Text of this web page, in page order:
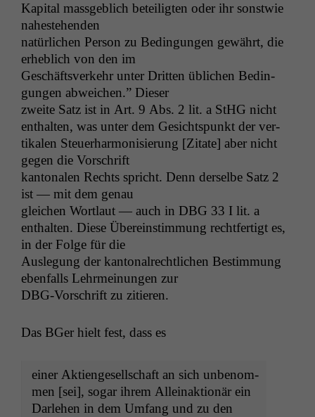
Kap­i­tal mass­ge­blich beteiligten oder ihr sonst­wie
nahestehenden
natür­lichen Per­son zu Bedin­gun­gen gewährt, die
erhe­blich von den im
Geschäftsverkehr unter Drit­ten üblichen Bedin­
gun­gen abwe­ichen.” Dieser
zweite Satz ist in Art. 9 Abs. 2 lit. a StHG nicht
enthal­ten, was unter dem Gesicht­spunkt der ver­
tikalen Steuer­har­mon­isierung [Zitate] aber nicht
gegen die Vorschrift
kan­tonalen Rechts spricht. Denn der­selbe Satz 2
ist — mit dem genau
gle­ichen Wort­laut — auch in DBG 33 I lit. a
enthal­ten. Diese Übere­in­stim­mung recht­fer­tigt es,
in der Folge für die
Ausle­gung der kan­ton­al­rechtlichen Bes­tim­mung
eben­falls Lehrmei­n­un­gen zur
DBG-Vorschrift zu zitieren.
Das BGer hielt fest, dass es
ein­er Aktienge­sellschaft an sich unbenom­
men [sei], sog­ar ihrem Alleinak­tionär ein
Dar­lehen in dem Umfang und zu den